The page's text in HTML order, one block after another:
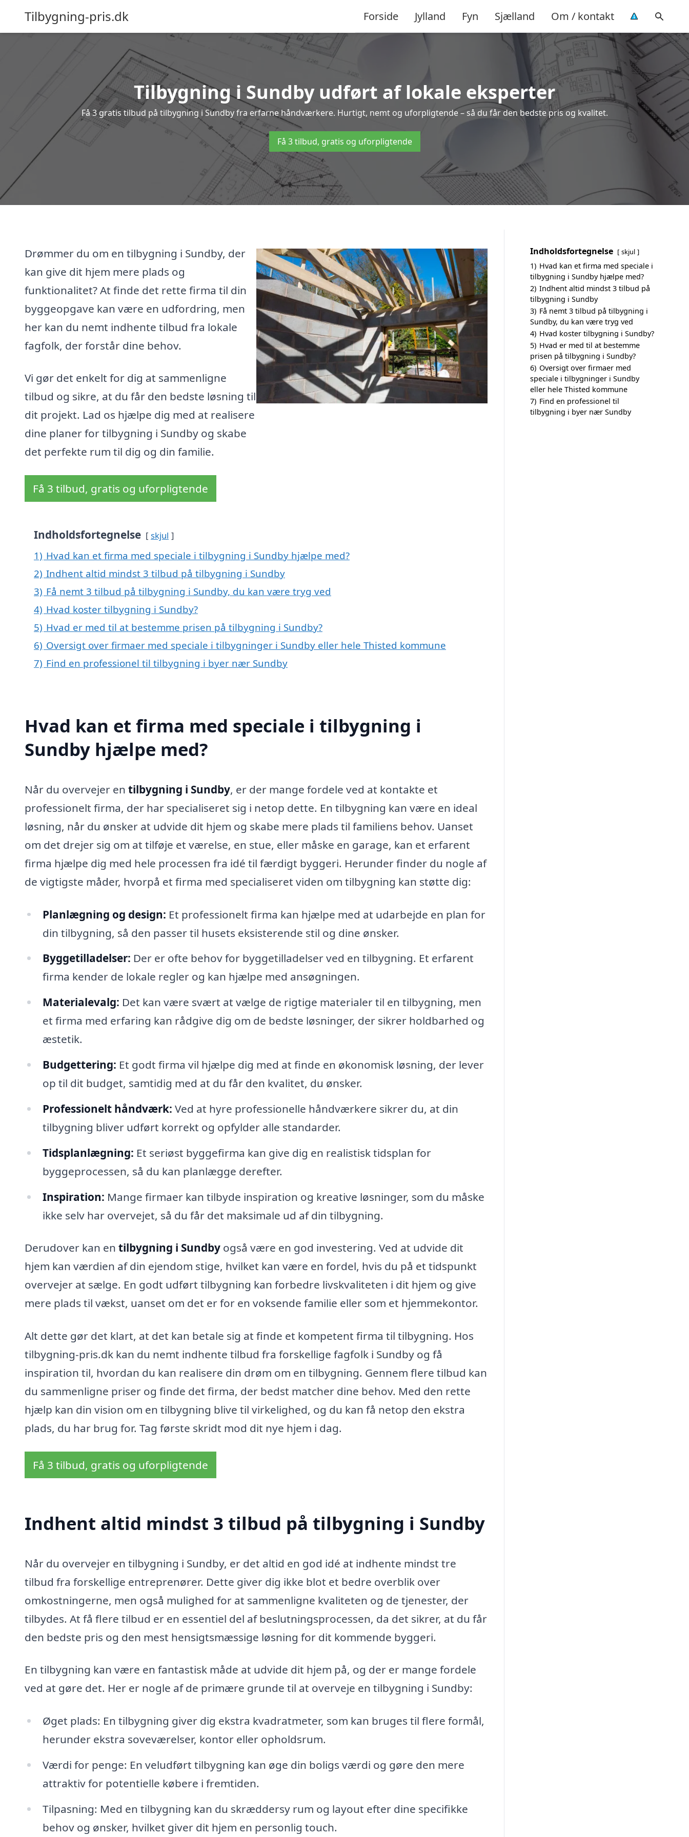
Tilbygning-pris.dk Forside Jylland Fyn Sjælland Om / kontakt
Tilbygning i Sundby udført af lokale eksperter
Få 3 gratis tilbud på tilbygning i Sundby fra erfarne håndværkere. Hurtigt, nemt og uforpligtende – så du får den bedste pris og kvalitet.
Få 3 tilbud, gratis og uforpligtende
Drømmer du om en tilbygning i Sundby, der
kan give dit hjem mere plads og
funktionalitet? At finde det rette firma til din
byggeopgave kan være en udfordring, men
her kan du nemt indhente tilbud fra lokale
fagfolk, der forstår dine behov.
Vi gør det enkelt for dig at sammenligne
tilbud og sikre, at du får den bedste løsning til
dit projekt. Lad os hjælpe dig med at realisere
dine planer for tilbygning i Sundby og skabe
det perfekte rum til dig og din familie.
Få 3 tilbud, gratis og uforpligtende
Indholdsfortegnelse skjul
1) Hvad kan et firma med speciale i tilbygning i Sundby hjælpe med?
2) Indhent altid mindst 3 tilbud på tilbygning i Sundby
3) Få nemt 3 tilbud på tilbygning i Sundby, du kan være tryg ved
4) Hvad koster tilbygning i Sundby?
5) Hvad er med til at bestemme prisen på tilbygning i Sundby?
6) Oversigt over firmaer med speciale i tilbygninger i Sundby eller hele Thisted kommune
7) Find en professionel til tilbygning i byer nær Sundby
Hvad kan et firma med speciale i tilbygning i
Sundby hjælpe med?
Når du overvejer en tilbygning i Sundby, er der mange fordele ved at kontakte et
professionelt firma, der har specialiseret sig i netop dette. En tilbygning kan være en ideal
løsning, når du ønsker at udvide dit hjem og skabe mere plads til familiens behov. Uanset
om det drejer sig om at tilføje et værelse, en stue, eller måske en garage, kan et erfarent
firma hjælpe dig med hele processen fra idé til færdigt byggeri. Herunder finder du nogle af
de vigtigste måder, hvorpå et firma med specialiseret viden om tilbygning kan støtte dig:
Planlægning og design: Et professionelt firma kan hjælpe med at udarbejde en plan for
din tilbygning, så den passer til husets eksisterende stil og dine ønsker.
Byggetilladelser: Der er ofte behov for byggetilladelser ved en tilbygning. Et erfarent
firma kender de lokale regler og kan hjælpe med ansøgningen.
Materialevalg: Det kan være svært at vælge de rigtige materialer til en tilbygning, men
et firma med erfaring kan rådgive dig om de bedste løsninger, der sikrer holdbarhed og
æstetik.
Budgettering: Et godt firma vil hjælpe dig med at finde en økonomisk løsning, der lever
op til dit budget, samtidig med at du får den kvalitet, du ønsker.
Professionelt håndværk: Ved at hyre professionelle håndværkere sikrer du, at din
tilbygning bliver udført korrekt og opfylder alle standarder.
Tidsplanlægning: Et seriøst byggefirma kan give dig en realistisk tidsplan for
byggeprocessen, så du kan planlægge derefter.
Inspiration: Mange firmaer kan tilbyde inspiration og kreative løsninger, som du måske
ikke selv har overvejet, så du får det maksimale ud af din tilbygning.
Derudover kan en tilbygning i Sundby også være en god investering. Ved at udvide dit
hjem kan værdien af din ejendom stige, hvilket kan være en fordel, hvis du på et tidspunkt
overvejer at sælge. En godt udført tilbygning kan forbedre livskvaliteten i dit hjem og give
mere plads til vækst, uanset om det er for en voksende familie eller som et hjemmekontor.
Alt dette gør det klart, at det kan betale sig at finde et kompetent firma til tilbygning. Hos
tilbygning-pris.dk kan du nemt indhente tilbud fra forskellige fagfolk i Sundby og få
inspiration til, hvordan du kan realisere din drøm om en tilbygning. Gennem flere tilbud kan
du sammenligne priser og finde det firma, der bedst matcher dine behov. Med den rette
hjælp kan din vision om en tilbygning blive til virkelighed, og du kan få netop den ekstra
plads, du har brug for. Tag første skridt mod dit nye hjem i dag.
Få 3 tilbud, gratis og uforpligtende
Indhent altid mindst 3 tilbud på tilbygning i Sundby
Når du overvejer en tilbygning i Sundby, er det altid en god idé at indhente mindst tre
tilbud fra forskellige entreprenører. Dette giver dig ikke blot et bedre overblik over
omkostningerne, men også mulighed for at sammenligne kvaliteten og de tjenester, der
tilbydes. At få flere tilbud er en essentiel del af beslutningsprocessen, da det sikrer, at du får
den bedste pris og den mest hensigtsmæssige løsning for dit kommende byggeri.
En tilbygning kan være en fantastisk måde at udvide dit hjem på, og der er mange fordele
ved at gøre det. Her er nogle af de primære grunde til at overveje en tilbygning i Sundby:
Øget plads: En tilbygning giver dig ekstra kvadratmeter, som kan bruges til flere formål,
herunder ekstra soveværelser, kontor eller opholdsrum.
Værdi for penge: En veludført tilbygning kan øge din boligs værdi og gøre den mere
attraktiv for potentielle købere i fremtiden.
Tilpasning: Med en tilbygning kan du skræddersy rum og layout efter dine specifikke
behov og ønsker, hvilket giver dit hjem en personlig touch.
Indholdsfortegnelse skjul
1) Hvad kan et firma med speciale i
tilbygning i Sundby hjælpe med?
2) Indhent altid mindst 3 tilbud på
tilbygning i Sundby
3) Få nemt 3 tilbud på tilbygning i
Sundby, du kan være tryg ved
4) Hvad koster tilbygning i Sundby?
5) Hvad er med til at bestemme
prisen på tilbygning i Sundby?
6) Oversigt over firmaer med
speciale i tilbygninger i Sundby
eller hele Thisted kommune
7) Find en professionel til
tilbygning i byer nær Sundby